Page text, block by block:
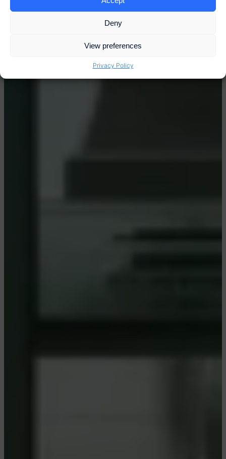
Deny
View preferences
Privacy Policy